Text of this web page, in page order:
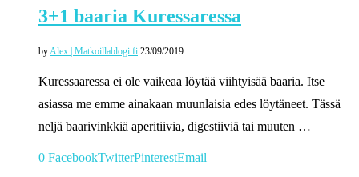
3+1 baaria Kuressaressa
byAlex | Matkoillablogi.fi 23/09/2019
Kuressaaressa ei ole vaikeaa löytää viihtyisää baaria. Itse
asiassa me emme ainakaan muunlaisia edes löytäneet. Tässä
neljä baarivinkkiä aperitiivia, digestiiviä tai muuten …
0 FacebookTwitterPinterestEmail